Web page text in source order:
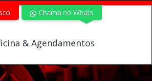
Chama no Whats
& Agendamentos